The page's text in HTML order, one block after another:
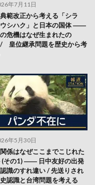
年7月11日
範改正から考える「シラ
ウシハク」と日本の国体 ――
危機はなぜ生まれたの
位継承問題を歴史から考
年5月30日
係はなぜここまでこじれた
(その1) ―― 日中友好の出発
識のすれ違い / 先送りされ
認識と台湾問題を考える